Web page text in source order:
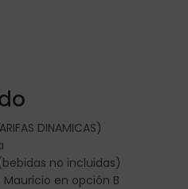
DINAMICAS)
no incluidas)
en opción B